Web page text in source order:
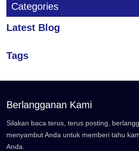
Categories
Latest Blog
Tags
Berlangganan Kami
Silakan baca terus, terus posting,
menyambut Anda untuk memberi tahu
Anda.